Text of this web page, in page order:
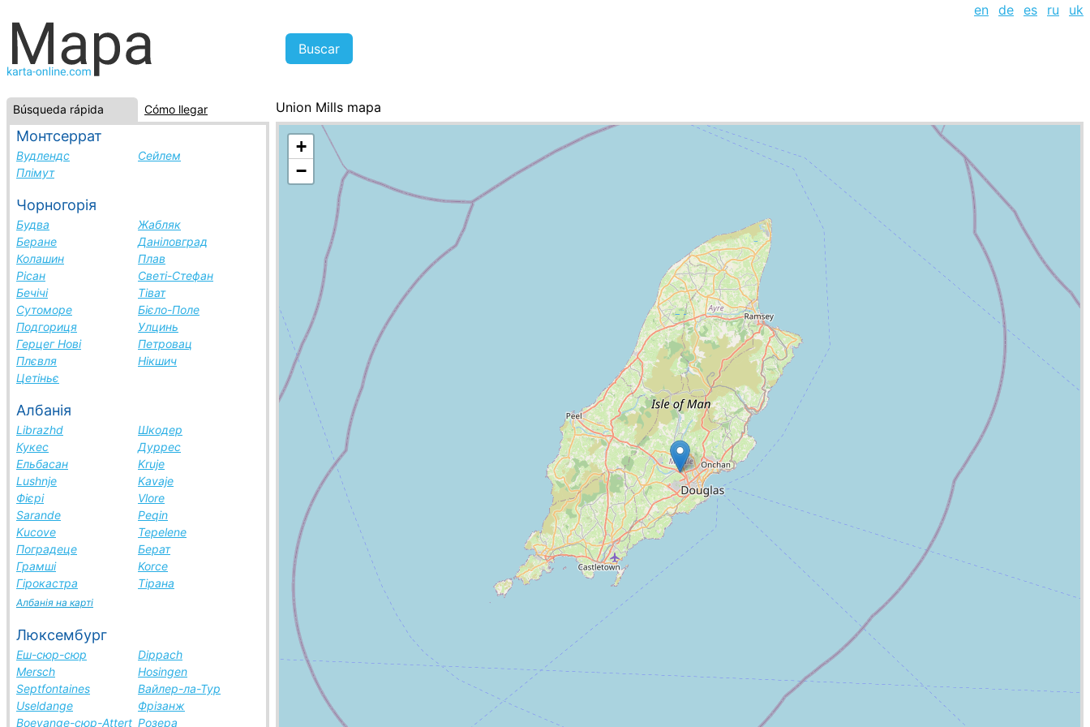
en de es ru uk
Búsqueda rápida Cómo llegar
Монтсеррат
Вудлендс
Сейлем
Плімут
Чорногорія
Будва
Жабляк
Беране
Даніловград
Колашин
Плав
Рісан
Светі-Стефан
Бечічі
Тіват
Сутоморе
Бієло-Поле
Подгориця
Улцинь
Герцег Нові
Петровац
Плєвля
Нікшич
Цетіньє
Албанія
Librazhd
Шкодер
Кукес
Дуррес
Ельбасан
Kruje
Lushnje
Kavaje
Фієрі
Vlore
Sarande
Peqin
Kucove
Tepelene
Поградеце
Берат
Грамші
Korce
Гірокастра
Тірана
Албанія на карті
Люксембург
Еш-сюр-сюр
Dippach
Mersch
Hosingen
Septfontaines
Вайлер-ла-Тур
Useldange
Фрізанж
Boevange-сюр-Attert Розера
Union Mills mapa
Isla de Man, la lista de ciudades
+
−